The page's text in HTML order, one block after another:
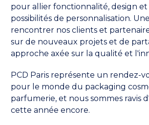
pour allier fonctionnalité, design
possibilités de personnalisation.
rencontrer nos clients et
sur de nouveaux projets et de
approche axée sur la qualité et
PCD Paris représente un rendez-
pour le monde du packaging
parfumerie, et nous sommes ravis
cette année encore.